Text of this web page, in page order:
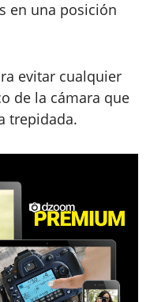
en una posición
evitar cualquier
de la cámara que
trepidada.